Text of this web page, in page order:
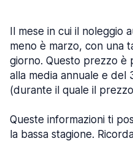
Il mese in cui il noleggio
meno è marzo, con una
giorno. Questo prezzo è
alla media annuale e
(durante il quale il
Queste informazioni ti
la bassa stagione.